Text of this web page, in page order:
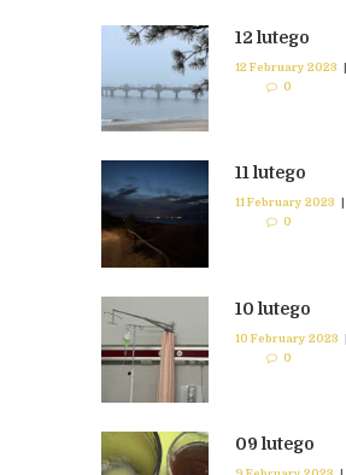
12 lutego
12 February 2023 |
0
11 lutego
11 February 2023 |
0
10 lutego
10 February 2023 |
0
09 lutego